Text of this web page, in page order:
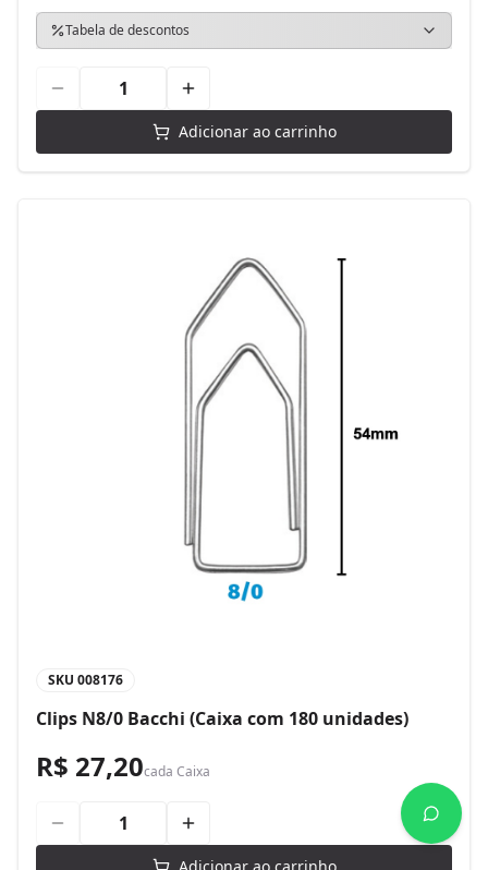
Tabela de descontos
Adicionar ao carrinho
SKU 008176
Clips N8/0 Bacchi (Caixa com 180 unidades)
R$ 27,20cada Caixa